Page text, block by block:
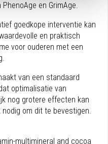
en GrimAge.
goedkope interventie kan
en praktisch
voor ouderen met een
van een standaard
optimalisatie van
nog grotere effecten kan
nodig om dit te bevestigen.
multimineral and cocoa